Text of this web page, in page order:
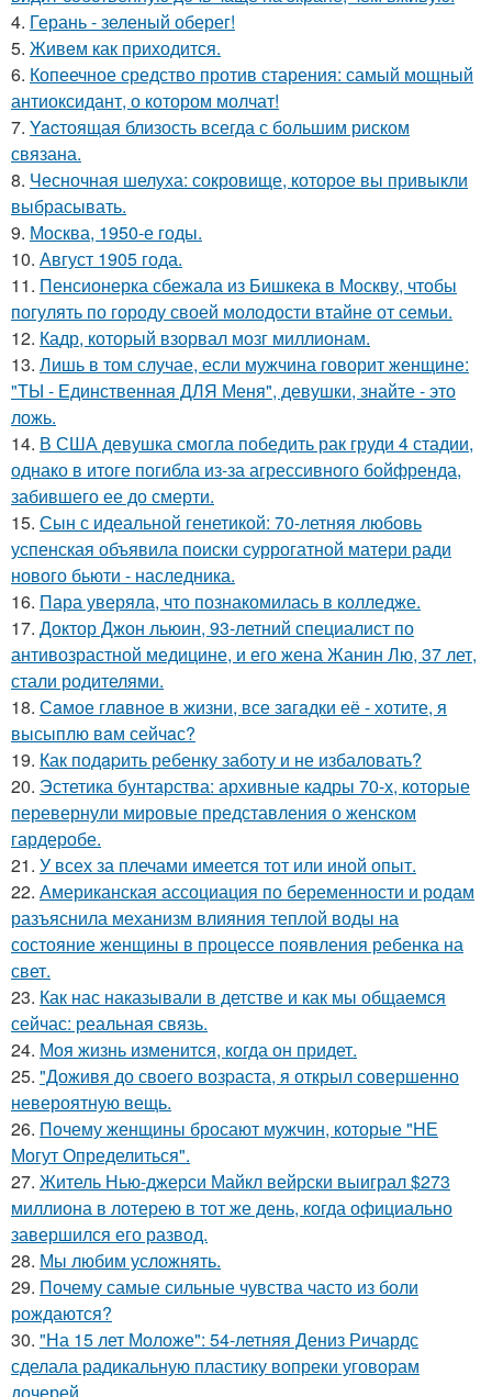
4. Герань - зеленый оберег!
5. Живeм как приходится.
6. Копеечное средство против старения: самый мощный
антиоксидант, о котором молчат!
7. Yacтоящая близость всегда с большим риском
связана.
8. Чесночная шелуха: сокровище, которое вы привыкли
выбрасывать.
9. Москва, 1950-е годы.
10. Август 1905 года.
11. Пенсионерка сбежала из Бишкека в Москву, чтобы
погулять по городу своей молодости втайне от семьи.
12. Кадр, который взорвал мозг миллионам.
13. Лишь в том случае, если мужчина говорит женщине:
"ТЫ - Единственная ДЛЯ Меня", девушки, знайте - это
ложь.
14. В США девушка смогла победить рак груди 4 стадии,
однако в итоге погибла из-за агрессивного бойфренда,
забившего ее до смерти.
15. Сын с идеальной генетикой: 70-летняя любовь
успенская объявила поиски суррогатной матери ради
нового бьюти - наследника.
16. Пара уверяла, что познакомилась в колледже.
17. Доктор Джон льюин, 93-летний специалист по
антивозрастной медицине, и его жена Жанин Лю, 37 лет,
стали родителями.
18. Сaмое глaвное в жизни, все зaгaдки её - хотите, я
высыплю вaм сейчaс?
19. Как подapить ребенку заботу и не избаловать?
20. Эстетика бунтарства: архивные кадры 70-х, которые
перевернули мировые представления о женском
гардеробе.
21. У всех за плечами имеется тот или иной опыт.
22. Американская ассоциация по беременности и родам
разъяснила механизм влияния теплой воды на
состояние женщины в процессе появления ребенка на
свет.
23. Как нас наказывали в детстве и как мы общаемся
сейчас: реальная связь.
24. Моя жизнь изменится, когда он придет.
25. "Доживя до своего возpаста, я открыл совершенно
невероятную вещь.
26. Почему женщины бросают мужчин, которые "НЕ
Могут Определиться".
27. Житель Нью-джерси Майкл вейрски выиграл $273
миллиона в лотерею в тот же день, когда официально
завершился его развод.
28. Мы любим усложнять.
29. Почему самые сильные чувства часто из боли
рождаются?
30. "На 15 лет Моложе": 54-летняя Дениз Ричардс
сделала радикальную пластику вопреки уговорам
дочерей.